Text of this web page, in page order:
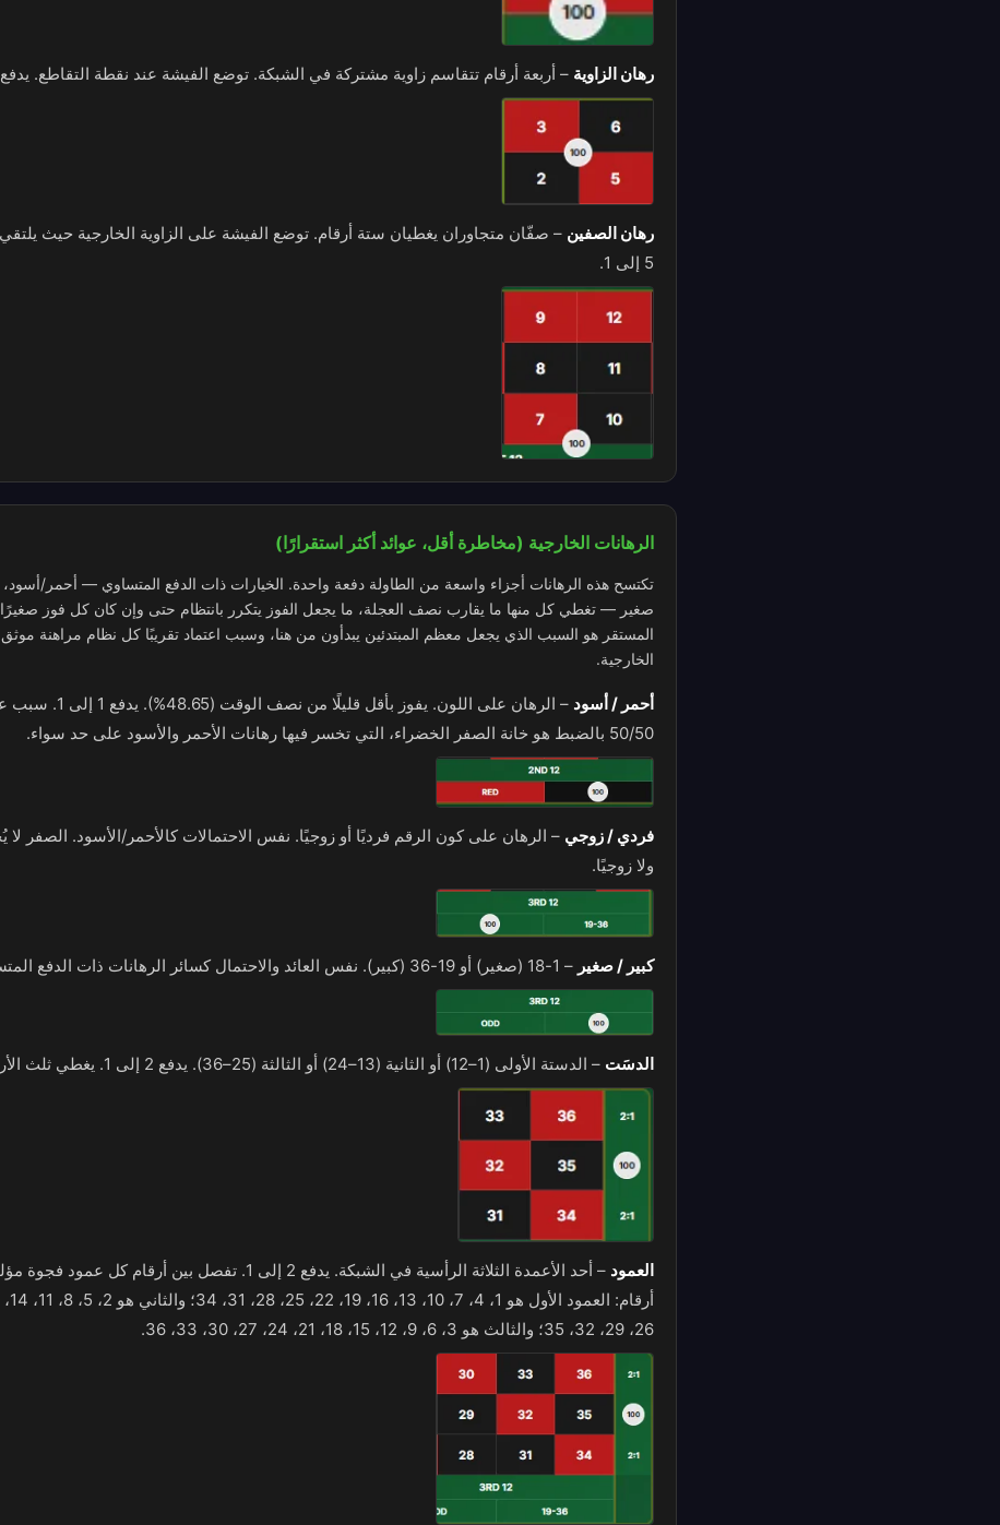
رهان الزاوية – أربعة أرقام تتقاسم زاوية مشتركة في الشبكة. توضع الفيشة عند نقطة التقاطع. يدفع 8 إلى 1.
رهان الصفين – صفّان متجاوران يغطيان ستة أرقام. توضع الفيشة على الزاوية الخارجية حيث
5 إلى 1.
الرهانات الخارجية (مخاطرة أقل، عوائد أكثر استقرارًا)
تكتسح هذه الرهانات أجزاء واسعة من الطاولة دفعة واحدة. الخيارات ذات الدفع المتساوي — أحمر/
صغير — تغطي كل منها ما يقارب نصف العجلة، ما يجعل الفوز يتكرر بانتظام حتى وإن كان كل فوز صغيرًا.
المستقر هو السبب الذي يجعل معظم المبتدئين يبدأون من هنا، وسبب اعتماد تقريبًا كل نظام مراهنة
الخارجية.
أحمر / أسود –
الرهان على اللون. يفوز بأقل قليلًا من
50/50 بالضبط هو خانة الصفر الخضراء، التي تخسر فيها رهانات الأحمر والأسود على حد سواء.
فردي / زوجي – الرهان على كون الرقم فرديًا أو زوجيًا. نفس الاحتمالات كالأحمر/الأسود. الصفر لا
ولا زوجيًا.
كبير / صغير – 1-18 (صغير) أو 19-36 (كبير). نفس العائد والاحتمال كسائر الرهانات ذات الدفع المتساوي.
الدسَت – الدستة الأولى (1–12) أو الثانية (13–24) أو الثالثة (25–36). يدفع 2 إلى 1. يغطي ثلث الأرقام.
العمود –
أحد الأعمدة الثلاثة الرأسية في الشبكة. يدفع 2 إلى 1. تفصل بين أرقام كل
26، 29، 32، 35؛ والثالث هو 3، 6، 9، 12، 15، 18، 21، 24، 27، 30، 33، 36.